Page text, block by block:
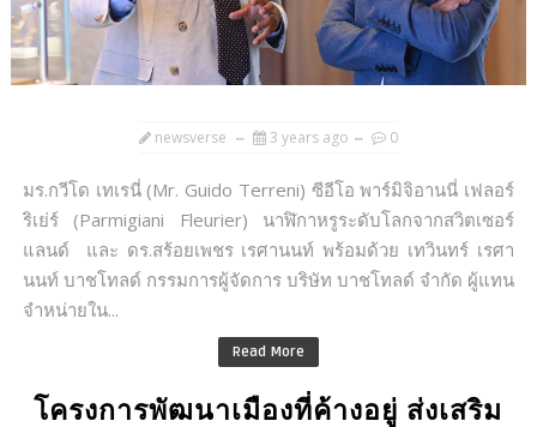
newsverse 3 years ago 0
มร.กวีโด เทเรนี่ (Mr. Guido Terreni) ซีอีโอ พาร์มิจิอานนี่ เฟลอร์
ริเย่ร์ (Parmigiani Fleurier) นาฬิกาหรูระดับโลกจากสวิตเซอร์
แลนด์ และ ดร.สร้อยเพชร เรศานนท์ พร้อมด้วย เทวินทร์ เรศา
นนท์ บาชโทลด์ กรรมการผู้จัดการ บริษัท บาชโทลด์ จำกัด ผู้แทน
จำหน่ายใน...
Read More
โครงการพัฒนาเมืองที่ค้างอยู่ ส่งเสริม